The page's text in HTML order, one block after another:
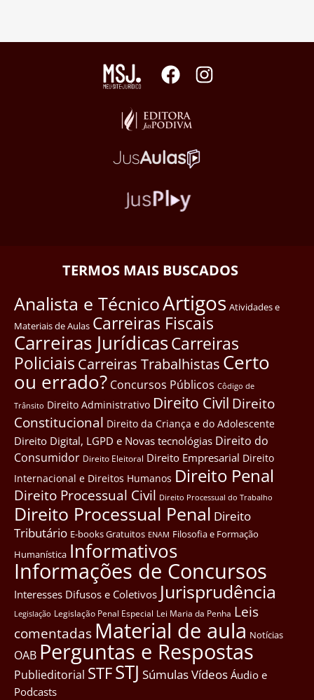
TERMOS MAIS BUSCADOS
Analista e TécnicoArtigos Atividades e
Materiais de Aulas Carreiras Fiscais
Carreiras JurídicasCarreiras
Policiais Carreiras Trabalhistas Certo
ou errado? Concursos Públicos Côdigo de
Trânsito Direito Administrativo Direito Civil Direito
Constitucional Direito da Criança e do Adolescente
Direito Digital, LGPD e Novas tecnológias Direito do
Consumidor Direito Eleitoral Direito Empresarial Direito
Internacional e Direitos Humanos Direito Penal
Direito Processual Civil Direito Processual do Trabalho
Direito Processual Penal Direito
Tributário E-books Gratuitos ENAM Filosofia e Formação
Humanística Informativos
Informações de Concursos
Interesses Difusos e Coletivos Jurisprudência
Legislação Legislação Penal Especial Lei Maria da Penha Leis
comentadas Material de aula Notícias
OAB Perguntas e Respostas
Publieditorial STFSTJ SúmulasVídeos Áudio e
Podcasts